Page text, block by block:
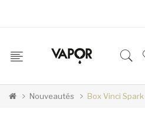
Nouveautés Box Vinci